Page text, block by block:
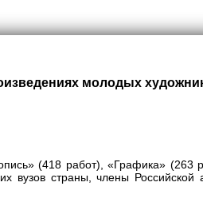
молодых
(418 работ), «Графика» (263
вузов страны, члены Российской